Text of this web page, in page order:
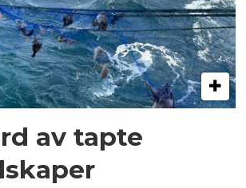
av tapte